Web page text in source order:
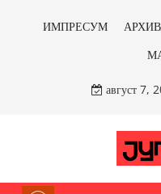
ИМПРЕСУМ
август 7,